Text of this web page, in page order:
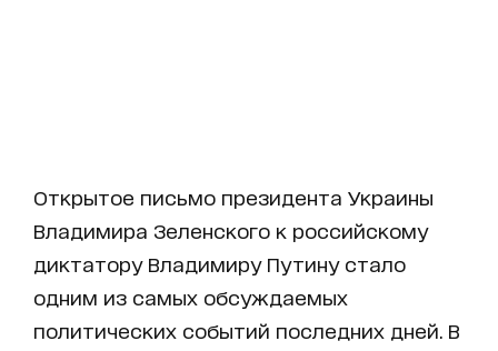
Открытое письмо президента Украины
Владимира Зеленского к российскому
диктатору Владимиру Путину стало
одним из самых обсуждаемых
политических событий последних дней. В